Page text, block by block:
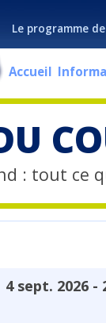
Le programme
Accueil
: tout ce
4 sept. 2026 -